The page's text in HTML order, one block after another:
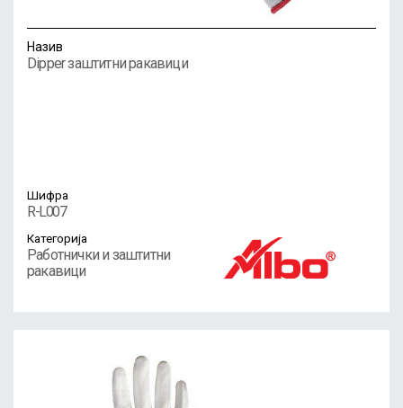
Назив
Dipper заштитни ракавици
Шифра
R-L007
Категорија
Работнички и заштитни
ракавици